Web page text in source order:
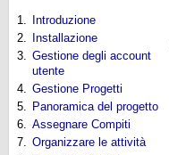
1.
Introduzione
2.
Installazione
3. Gestione degli account
utente
4. Gestione Progetti
5. Panoramica del progetto
6. Assegnare Compiti
7. Organizzare le attività